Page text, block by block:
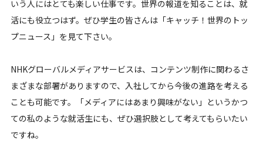
いう人にはとても楽しい仕事です。世界の報道を知ることは、就
活にも役立つはず。ぜひ学生の皆さんは「キャッチ！世界のトッ
プニュース」を見て下さい。
NHKグローバルメディアサービスは、コンテンツ制作に関わるさ
まざまな部署がありますので、入社してから今後の進路を考える
ことも可能です。「メディアにはあまり興味がない」というかつ
ての私のような就活生にも、ぜひ選択肢として考えてもらいたい
ですね。